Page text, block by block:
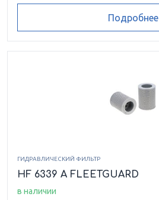
Подробнее
ГИДРАВЛИЧЕСКИЙ ФИЛЬТР
HF 6339 A FLEETGUARD
в наличии